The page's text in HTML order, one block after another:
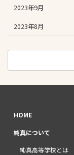
2023年9月
2023年8月
HOME
純真について
純真高等学校とは